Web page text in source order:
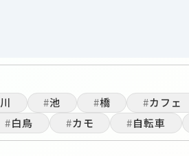
川 #池 #橋 #カフェ
#白鳥 #カモ #自転車